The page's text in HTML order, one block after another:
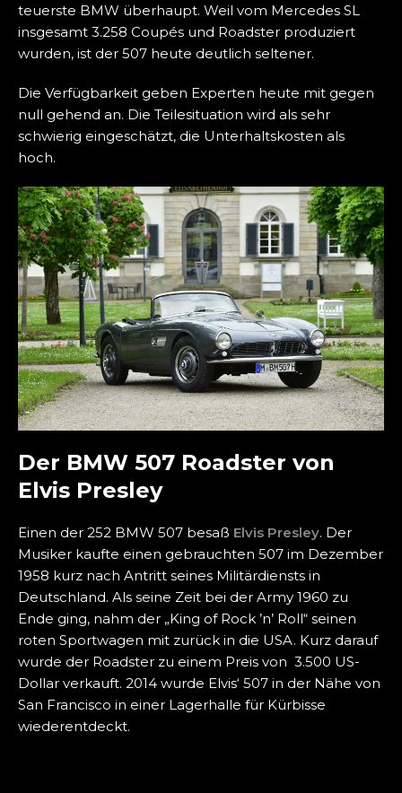
teuerste BMW überhaupt. Weil vom Mercedes SL
insgesamt 3.258 Coupés und Roadster produziert
wurden, ist der 507 heute deutlich seltener.
Die Verfügbarkeit geben Experten heute mit gegen
null gehend an. Die Teilesituation wird als sehr
schwierig eingeschätzt, die Unterhaltskosten als
hoch.
Der BMW 507 Roadster von
Elvis Presley
Einen der 252 BMW 507 besaß Elvis Presley. Der
Musiker kaufte einen gebrauchten 507 im Dezember
1958 kurz nach Antritt seines Militärdiensts in
Deutschland. Als seine Zeit bei der Army 1960 zu
Ende ging, nahm der „King of Rock ’n’ Roll“ seinen
roten Sportwagen mit zurück in die USA. Kurz darauf
wurde der Roadster zu einem Preis von 3.500 US-
Dollar verkauft. 2014 wurde Elvis‘ 507 in der Nähe von
San Francisco in einer Lagerhalle für Kürbisse
wiederentdeckt.